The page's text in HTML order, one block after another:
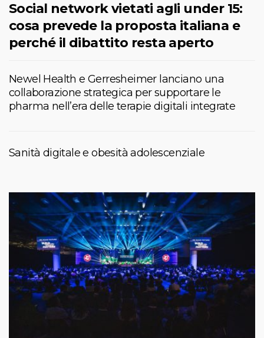
Social network vietati agli under 15:
cosa prevede la proposta italiana e
perché il dibattito resta aperto
Newel Health e Gerresheimer lanciano una
collaborazione strategica per supportare le
pharma nell’era delle terapie digitali integrate
Sanità digitale e obesità adolescenziale